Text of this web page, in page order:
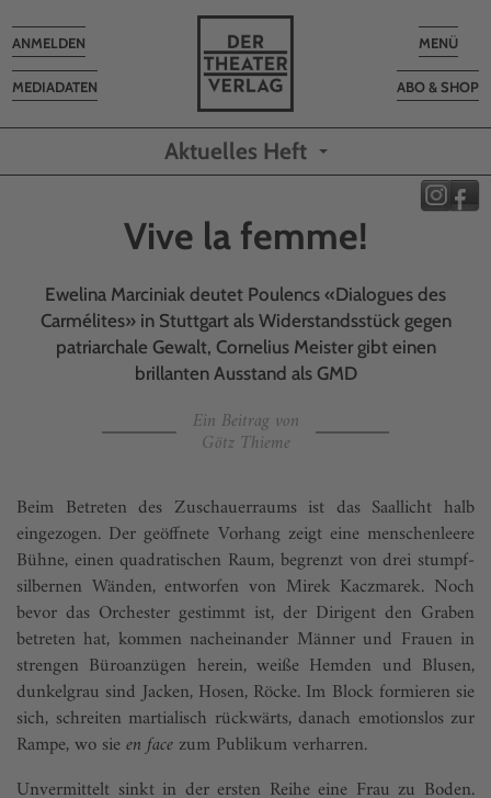
Toggle
MENÜ
ABO & SHOP
MEDIADATEN
Toggle
navigation
ANMELDEN
Aktuelles Heft
Vive la femme!
Ewelina Marciniak deutet Poulencs «Dialogues des
Carmélites» in Stuttgart als Widerstandsstück gegen
patriarchale Gewalt, Cornelius Meister gibt einen
brillanten Ausstand als GMD
Ein Beitrag von
Götz Thieme
Beim Betreten des Zuschauerraums ist das Saallicht halb
eingezogen. Der geöffnete Vorhang zeigt eine menschenleere
Bühne, einen quadratischen Raum, begrenzt von drei stumpf-
silbernen Wänden, entworfen von Mirek Kaczmarek. Noch
bevor das Orchester gestimmt ist, der Dirigent den Graben
betreten hat, kommen nacheinander Männer und Frauen in
strengen Büroanzügen herein, weiße Hemden und Blusen,
dunkelgrau sind Jacken, Hosen, Röcke. Im Block formieren sie
sich, schreiten martialisch rückwärts, danach emotionslos zur
Rampe, wo sieen face zum Publikum verharren.
Unvermittelt sinkt in der ersten Reihe eine Frau zu Boden.